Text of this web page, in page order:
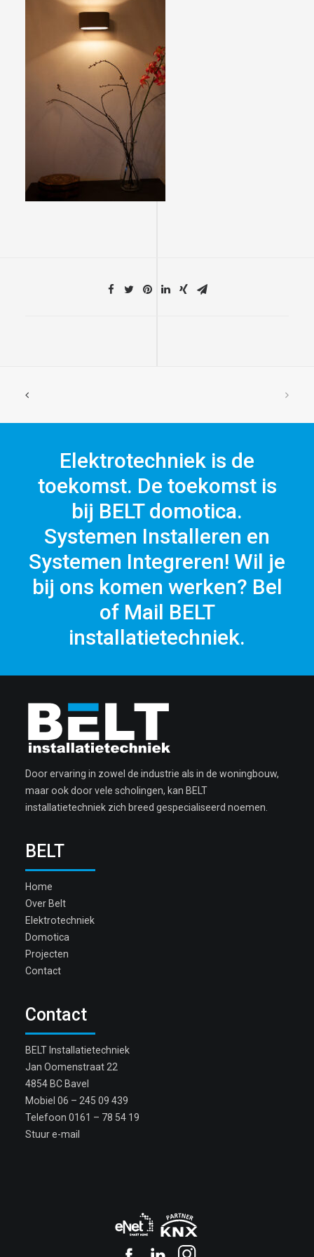
Elektrotechniek is de
toekomst. De toekomst is
bij BELT domotica.
Systemen Installeren en
Systemen Integreren! Wil je
bij ons komen werken? Bel
of Mail BELT
installatietechniek.
Door ervaring in zowel de industrie als in de woningbouw,
maar ook door vele scholingen, kan BELT
installatietechniek zich breed gespecialiseerd noemen.
BELT
Home
Over Belt
Elektrotechniek
Domotica
Projecten
Contact
Contact
BELT Installatietechniek
Jan Oomenstraat 22
4854 BC Bavel
Mobiel 06 – 245 09 439
Telefoon 0161 – 78 54 19
Stuur e-mail